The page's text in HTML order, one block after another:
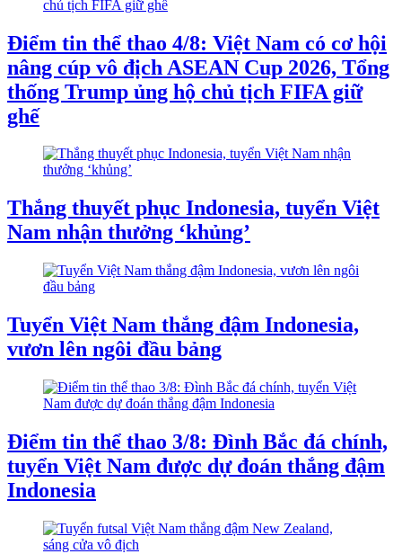
Điểm tin thể thao 4/8: Việt Nam có cơ hội
nâng cúp vô địch ASEAN Cup 2026, Tổng
thống Trump ủng hộ chủ tịch FIFA giữ
ghế
Thắng thuyết phục Indonesia, tuyển Việt
Nam nhận thưởng ‘khủng’
Tuyển Việt Nam thắng đậm Indonesia,
vươn lên ngôi đầu bảng
Điểm tin thể thao 3/8: Đình Bắc đá chính,
tuyển Việt Nam được dự đoán thắng đậm
Indonesia